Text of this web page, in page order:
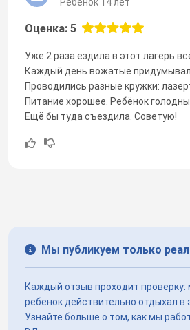
Оценка: 5
Уже 2 раза ездила в этот
Каждый день вожатые
Проводились разные кружки:
Питание хорошее. Ребёнок
Ещё бы туда съездила. Советую!
Мы публикуем только
Каждый отзыв проходит
ребёнок действительно отдыхал в
Узнайте больше о том, как мы